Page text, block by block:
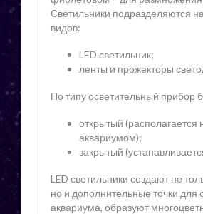
Светильники подразделяются
видов:
LED светильник;
ленты и прожекторы
По типу осветительный прибор
открытый (располагается
аквариумом);
закрытый
LED светильники создают не
но и дополнительные точки для
аквариума, образуют